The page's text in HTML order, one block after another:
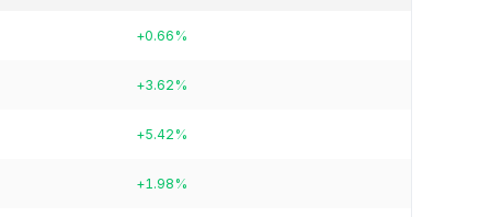
+0.66%
+3.62%
+5.42%
+1.98%